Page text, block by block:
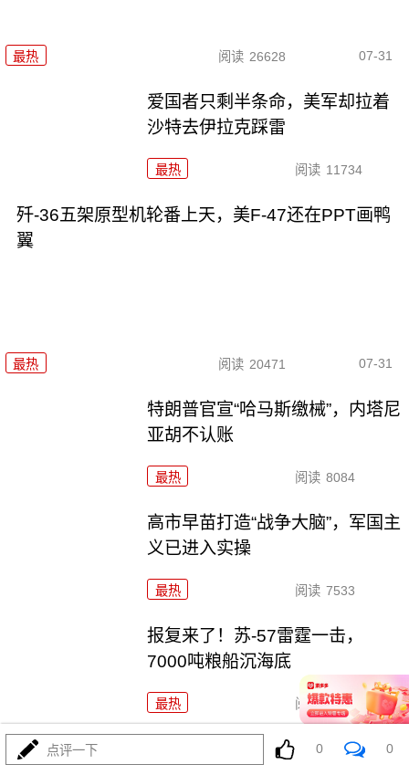
最热 阅读 26628 07-31
爱国者只剩半条命，美军却拉着
沙特去伊拉克踩雷
最热 阅读 11734
歼-36五架原型机轮番上天，美F-47还在PPT画鸭
翼
最热 阅读 20471 07-31
特朗普官宣“哈马斯缴械”，内塔尼
亚胡不认账
最热 阅读 8084
高市早苗打造“战争大脑”，军国主
义已进入实操
最热 阅读 7533
报复来了！苏-57雷霆一击，
7000吨粮船沉海底
最热 阅读 24850
高市早苗班子危机重重，手下人
点评一下 0 0